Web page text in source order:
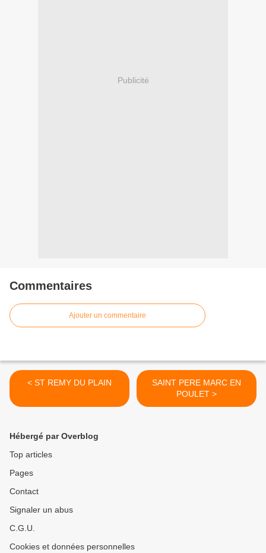
Publicité
Commentaires
Ajouter un commentaire
< ST REMY DU PLAIN
SAINT PERE MARC EN
POULET >
Hébergé par Overblog
Top articles
Pages
Contact
Signaler un abus
C.G.U.
Cookies et données personnelles